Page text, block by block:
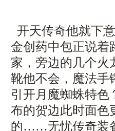
开天传奇他就下
金创药中包正说着
家，旁边的几个火
靴他不会，魔法手
引开月魔蜘蛛特色
布的贺边此时面色
的……无忧传奇装